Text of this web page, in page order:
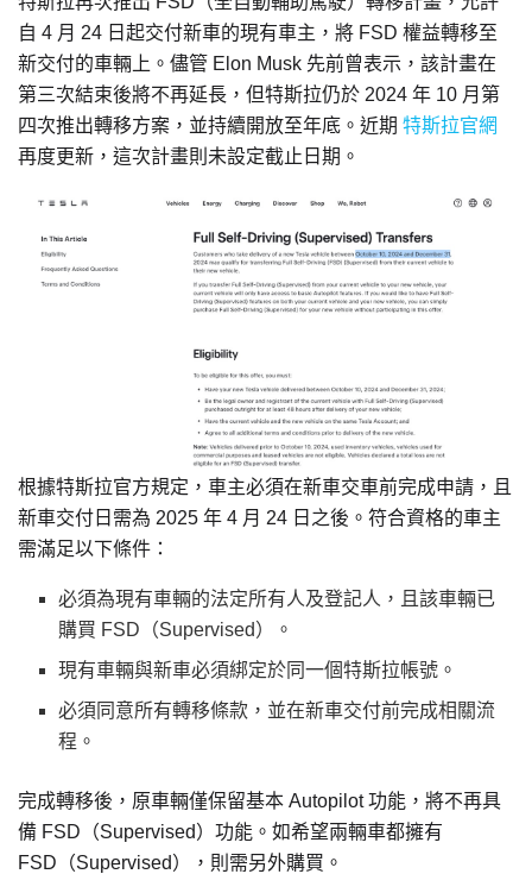
自 4 月 24 日起交付新車的現有車主，將 FSD 權益轉移至
新交付的車輛上。儘管 Elon Musk 先前曾表示，該計畫在
第三次結束後將不再延長，但特斯拉仍於 2024 年 10 月第
四次推出轉移方案，並持續開放至年底。近期 特斯拉官網
再度更新，這次計畫則未設定截止日期。
根據特斯拉官方規定，車主必須在新車交車前完成申請，且
新車交付日需為 2025 年 4 月 24 日之後。符合資格的車主
需滿足以下條件：
必須為現有車輛的法定所有人及登記人，且該車輛已
購買 FSD（Supervised）。
現有車輛與新車必須綁定於同一個特斯拉帳號。
必須同意所有轉移條款，並在新車交付前完成相關流
程。
完成轉移後，原車輛僅保留基本 Autopilot 功能，將不再具
備 FSD（Supervised）功能。如希望兩輛車都擁有
FSD（Supervised），則需另外購買。